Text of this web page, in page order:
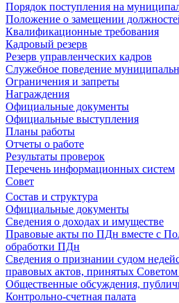
Порядок поступления на
Положение о замещении
Квалификационные требования
Кадровый резерв
Резерв управленческих кадров
Служебное поведение
Ограничения и запреты
Награждения
Официальные документы
Официальные выступления
Планы работы
Отчеты о работе
Результаты проверок
Перечень информационных систем
Совет
Состав и структура
Официальные документы
Сведения о доходах и имуществе
Правовые акты по ПДн вместе с
обработки ПДн
Сведения о признании судом
правовых актов, принятых
Общественные обсуждения,
Контрольно-счетная палата